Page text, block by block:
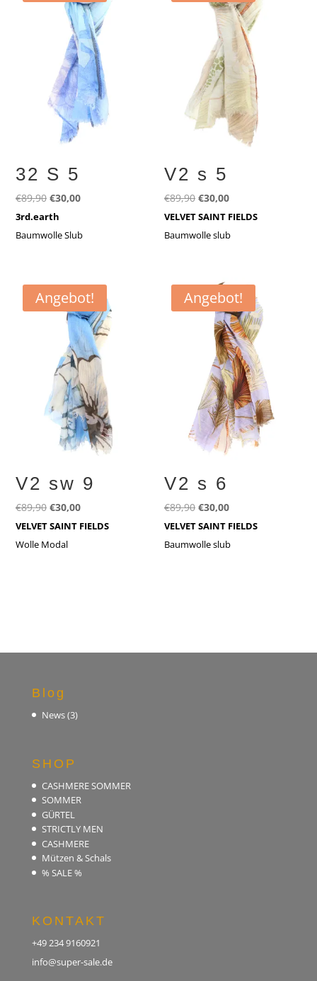
32 S 5
€89,90 Ursprünglicher
Preis
war:
€30,00Aktueller
ist:
3rd.earth
Baumwolle Slub
V2 s 5
€89,90 Ursprünglicher
Preis
war:
€30,00Aktueller
Preis
ist:
VELVET SAINT FIELDS
Baumwolle slub
Angebot!
V2 sw 9
€89,90 Ursprünglicher
Preis
war:
€30,00Aktueller
Preis
VELVET SAINT FIELDS
Wolle Modal
Angebot!
V2 s 6
€89,90 Ursprünglicher
Preis
war:
€30,00Aktueller
Preis
ist:
VELVET SAINT FIELDS
Baumwolle slub
Blog
News(3)
SHOP
CASHMERE SOMMER
SOMMER
GÜRTEL
STRICTLY MEN
CASHMERE
Mützen & Schals
% SALE %
KONTAKT
+49 234 9160921
info@super-sale.de